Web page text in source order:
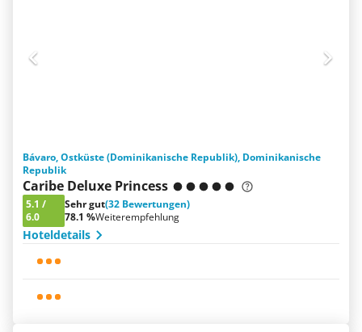
Bávaro, Ostküste (Dominikanische Republik), Dominikanische
Republik
Caribe Deluxe Princess
5.1 /
6.0
Sehr gut(32 Bewertungen)
78.1 %Weiterempfehlung
Hoteldetails